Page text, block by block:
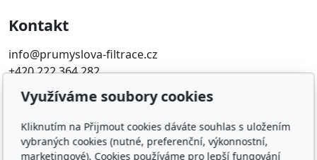
Kontakt
info@prumyslova-filtrace.cz
+420 222 364 282
Oblíbené odkazy
Katalog filtrů MANN
KDFILTER.CZ
Využíváme soubory cookies
Kliknutím na Přijmout cookies dáváte souhlas s uložením
vybraných cookies (nutné, preferenční, výkonnostní,
marketingové). Cookies používáme pro lepší fungování